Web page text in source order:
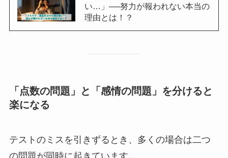
い…」──努力が報われない本当の
理由とは！？
「点数の問題」と「感情の問題」を分けると
楽になる
テストのミスを引きずるとき、多くの場合は二つ